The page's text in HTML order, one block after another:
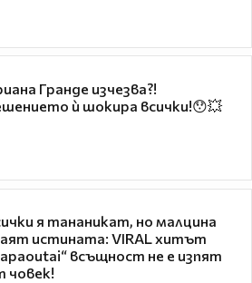
Гранде изчезва?!
ѝ шокира всички!😯💥
я тананикат, но малцина
истината: VIRAL хитът
всъщност не е изпят
човек!